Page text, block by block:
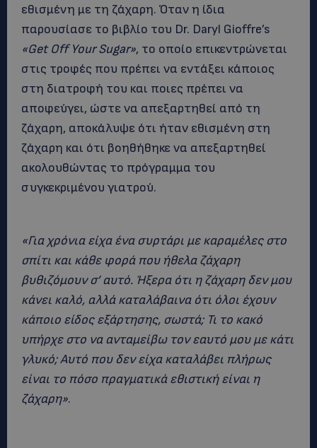
εθισμένη με τη ζάχαρη. Όταν η ίδια
παρουσίασε το βιβλίο του Dr. Daryl Gioffre’s
«Get Off Your Sugar», το οποίο επικεντρώνεται
στις τροφές που πρέπει να εντάξει κάποιος
στη διατροφή του και ποιες πρέπει να
αποφεύγει, ώστε να απεξαρτηθεί από τη
ζάχαρη, αποκάλυψε ότι ήταν εθισμένη στη
ζάχαρη και ότι βοηθήθηκε να απεξαρτηθεί
ακολουθώντας το πρόγραμμα του
συγκεκριμένου γιατρού.
«Για χρόνια είχα ένα συρτάρι με καραμέλες στο
σπίτι και κάθε φορά που ήθελα ζάχαρη
βυθιζόμουν σ’ αυτό. Ήξερα ότι η ζάχαρη δεν μου
κάνει καλό, αλλά καταλάβαινα ότι όλοι έχουν
κάποιο είδος εξάρτησης, σωστά; Τι το κακό
υπήρχε στο να ανταμείβω τον εαυτό μου με κάτι
γλυκό;Αυτό που δεν είχα καταλάβει πλήρως
είναι το πόσο πραγματικά εθιστική είναι η
ζάχαρη».